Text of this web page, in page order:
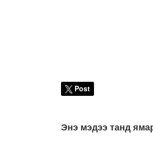
Post
Энэ мэдээ танд